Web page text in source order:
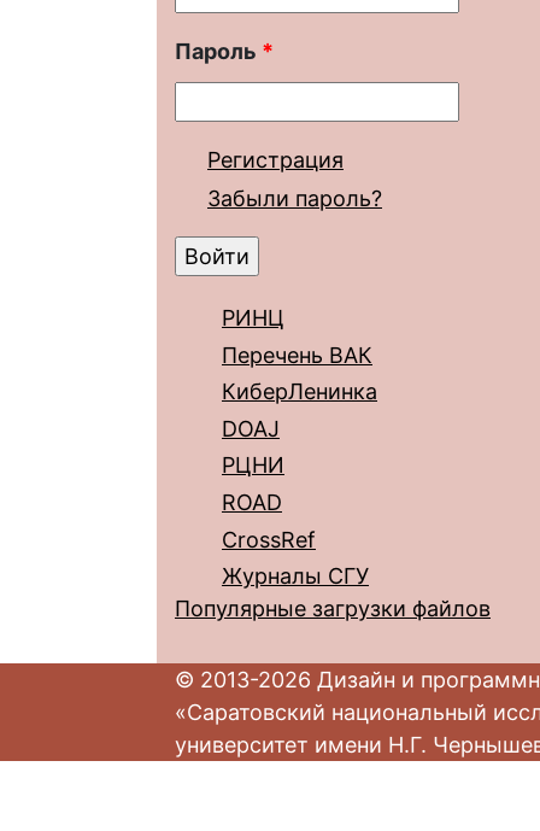
Пароль *
Регистрация
Забыли пароль?
РИНЦ
Перечень ВАК
КиберЛенинка
DOAJ
РЦНИ
ROAD
CrossRef
Журналы СГУ
Популярные загрузки файлов
© 2013-2026 Дизайн и
«Саратовский национальный
университет имени Н.Г.